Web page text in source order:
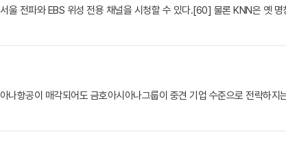
전파와 EBS 위성 전용 채널을 시청할 수 있다.[60] 물론 KNN은 옛
항공이 매각되어도 금호아시아나그룹이 중견 기업 수준으로 전락하